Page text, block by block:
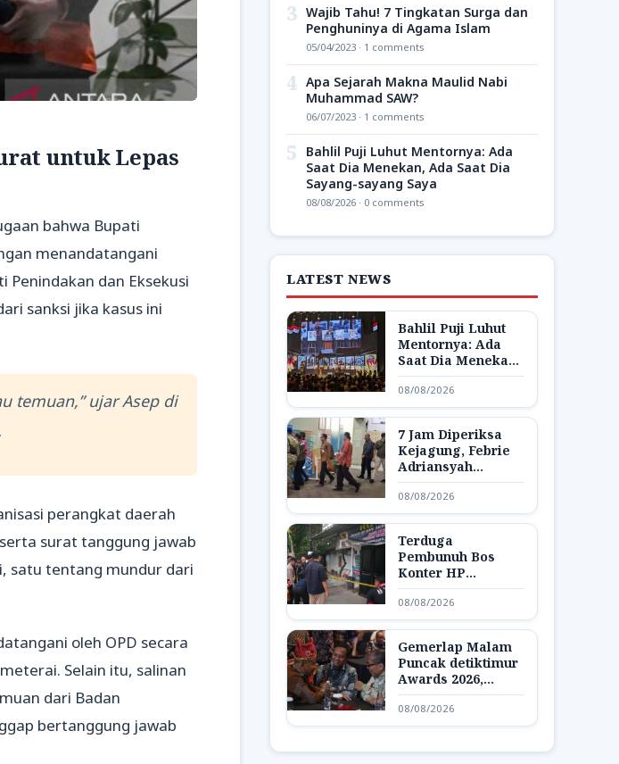
untuk Lepas
bahwa Bupati
menandatangani
dan Eksekusi
sanksi jika kasus ini
temuan,” ujar Asep di
perangkat daerah
surat tanggung jawab
satu tentang mundur dari
oleh OPD secara
Selain itu, salinan
dari Badan
bertanggung jawab
3 Wajib Tahu! 7 Tingkatan Surga dan
Penghuninya di Agama Islam
05/04/2023 · 1 comments
4 Apa Sejarah Makna Maulid Nabi
Muhammad SAW?
06/07/2023 · 1 comments
5
Bahlil Puji Luhut Mentornya: Ada
Saat Dia Menekan, Ada Saat Dia
Sayang-sayang Saya
08/08/2026 · 0 comments
LATEST NEWS
Bahlil Puji Luhut
Mentornya: Ada
Saat Dia Menekan,
Ada Saat Dia
Sayang-sayang
Saya
08/08/2026
7 Jam Diperiksa
Kejagung, Febrie
Adriansyah
Dibawa Lagi ke
Rutan KPK
08/08/2026
Terduga
Pembunuh Bos
Konter HP
Ambarawa
Ditangkap,
Ternyata Teman
08/08/2026
Gemerlap Malam
Puncak detiktimur
Awards 2026,
Apresiasi untuk
Penggerak
Indonesia Timur
08/08/2026